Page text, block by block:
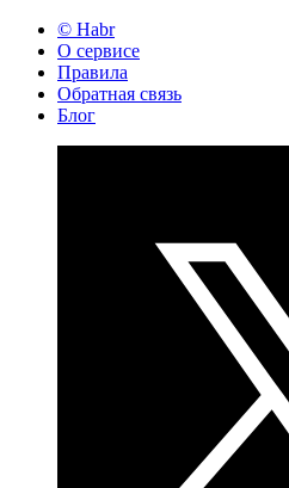
© Habr
О сервисе
Правила
Обратная связь
Блог